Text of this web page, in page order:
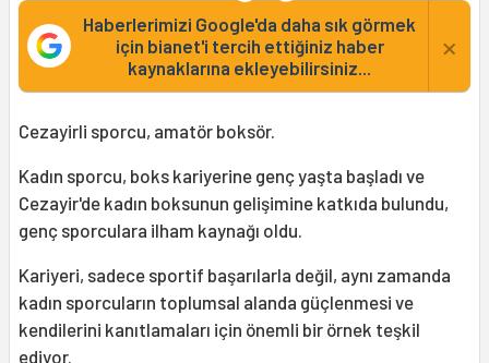
Haberlerimizi Google'da daha sık görmek
için bianet'i tercih ettiğiniz haber
kaynaklarına ekleyebilirsiniz...
×
Cezayirli sporcu, amatör boksör.
Kadın sporcu, boks kariyerine genç yaşta başladı ve
Cezayir'de kadın boksunun gelişimine katkıda bulundu,
genç sporculara ilham kaynağı oldu.
Kariyeri, sadece sportif başarılarla değil, aynı zamanda
kadın sporcuların toplumsal alanda güçlenmesi ve
kendilerini kanıtlamaları için önemli bir örnek teşkil
ediyor.